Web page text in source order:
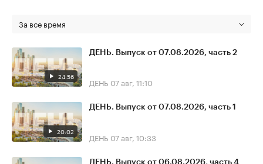
За все время
24:56
ДЕНЬ. Выпуск от 07.08.2026, часть 2
ДЕНЬ 07 авг, 11:10
20:02
ДЕНЬ. Выпуск от 07.08.2026, часть 1
ДЕНЬ 07 авг, 10:33
ДЕНЬ. Выпуск от 06.08.2026, часть 4